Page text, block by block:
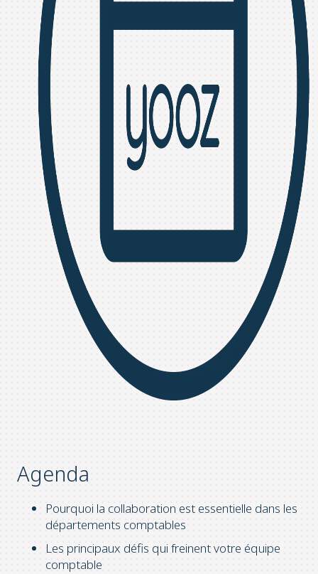
Agenda
Pourquoi la collaboration est essentielle dans les
départements comptables
Les principaux défis qui freinent votre équipe
comptable